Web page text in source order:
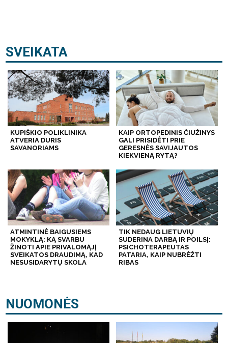
SVEIKATA
KUPIŠKIO POLIKLINIKA
ATVERIA DURIS
SAVANORIAMS
KAIP ORTOPEDINIS ČIUŽINYS
GALI PRISIDĖTI PRIE
GERESNĖS SAVIJAUTOS
KIEKVIENĄ RYTĄ?
ATMINTINĖ BAIGUSIEMS
MOKYKLĄ: KĄ SVARBU
ŽINOTI APIE PRIVALOMĄJĮ
SVEIKATOS DRAUDIMĄ, KAD
NESUSIDARYTŲ SKOLA
TIK NEDAUG LIETUVIŲ
SUDERINA DARBĄ IR POILSĮ:
PSICHOTERAPEUTAS
PATARIA, KAIP NUBRĖŽTI
RIBAS
NUOMONĖS